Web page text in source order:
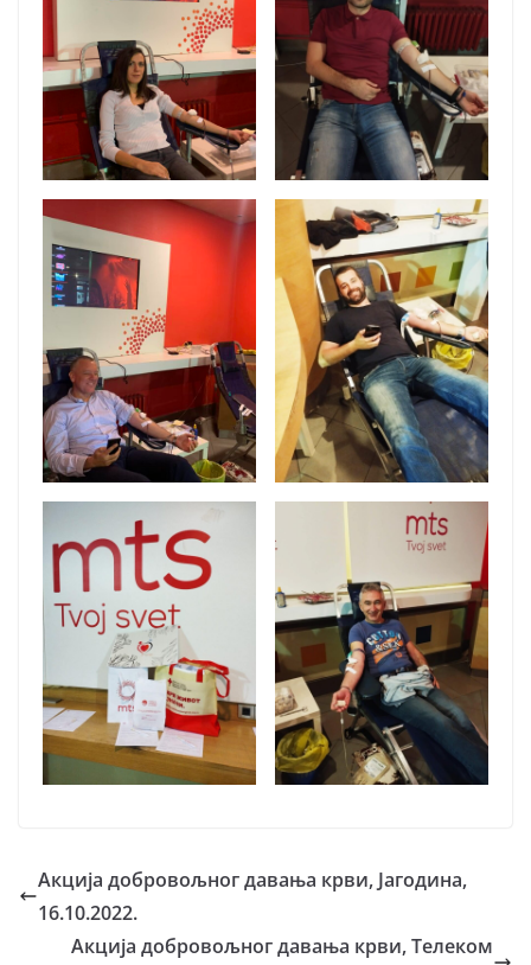
Акција добровољног давања крви, Јагодина,
16.10.2022.
Акција добровољног давања крви, Телеком